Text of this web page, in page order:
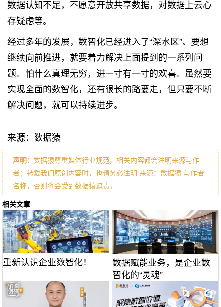
数据认知不足，不愿意开放共享数据，对数据上云心
存疑虑等。
经过多年的发展，数智化已经进入了“深水区”。要想
继续向前推进，就要着力解决上面提到的一系列问
题。怕什么真理无穷，进一寸有一寸的欢喜。虽然要
实现全面的数智化，还有很长的路要走，但只要不断
解决问题，就可以持续进步。
来源：数据猿
声明： 数据猿尊重媒体行业规范，相关内容都会注明来源与作
者；转载我们原创内容时，也请务必注明“来源：数据猿”与作者
名称，否则将会受到数据猿追责。
相关文章
重新认识企业数智化！
数据赋能业务，是企业数
智化的“灵魂”